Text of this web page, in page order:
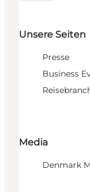
Unsere Seiten
Presse
Business
Media
Denmark